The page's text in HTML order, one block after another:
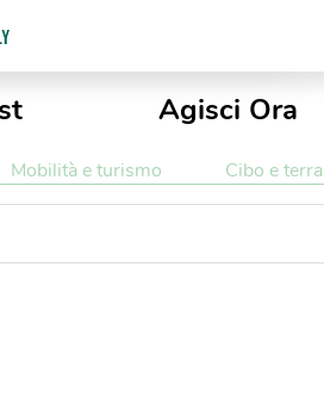
Agisci Ora
Mobilità e turismo Cibo e terra